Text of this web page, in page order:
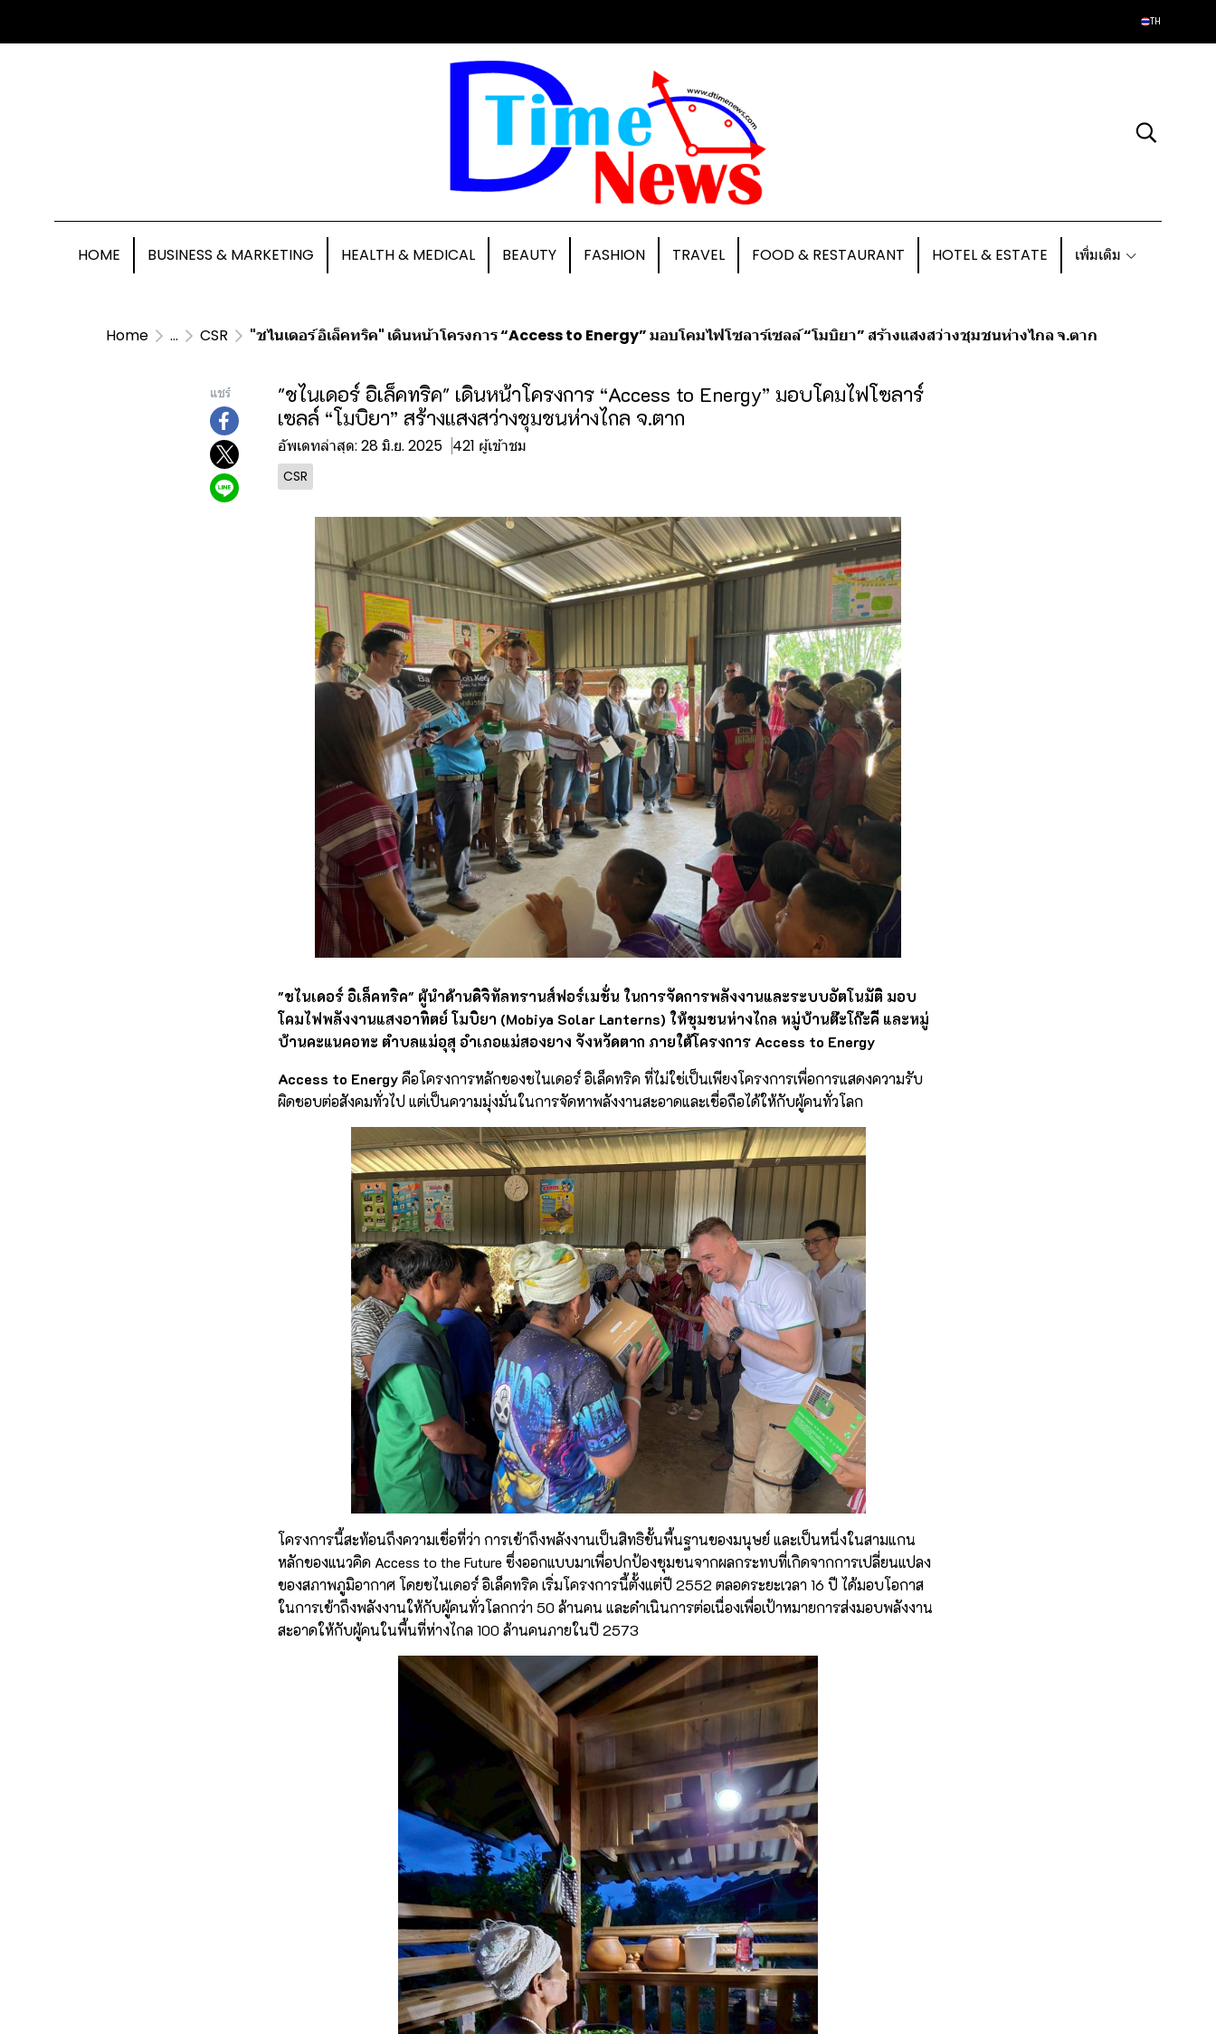
TH
HOME BUSINESS & MARKETING HEALTH & MEDICAL BEAUTY FASHION TRAVEL FOOD & RESTAURANT HOTEL & ESTATE เพิ่มเติม
Home ... CSR "ชไนเดอร์ อิเล็คทริค" เดินหน้าโครงการ “Access to Energy” มอบโคมไฟโซลาร์เซลล์ “โมบิยา” สร้างแสงสว่างชุมชนห่างไกล จ.ตาก
แชร์
"ชไนเดอร์ อิเล็คทริค" เดินหน้าโครงการ “Access to Energy” มอบโคมไฟโซลาร์
เซลล์ “โมบิยา” สร้างแสงสว่างชุมชนห่างไกล จ.ตาก
อัพเดทล่าสุด: 28 มิ.ย. 2025 421 ผู้เข้าชม
CSR
"ชไนเดอร์ อิเล็คทริค" ผู้นำด้านดิจิทัลทรานส์ฟอร์เมชั่น ในการจัดการพลังงานและระบบอัตโนมัติ มอบ
โคมไฟพลังงานแสงอาทิตย์ โมบิยา (Mobiya Solar Lanterns) ให้ชุมชนห่างไกล หมู่บ้านต๊ะโก๊ะคี และหมู่
บ้านคะแนคอทะ ตำบลแม่อุสุ อำเภอแม่สองยาง จังหวัดตาก ภายใต้โครงการ Access to Energy
Access to Energyคือโครงการหลักของชไนเดอร์ อิเล็คทริค ที่ไม่ใช่เป็นเพียงโครงการเพื่อการแสดงความรับ
ผิดชอบต่อสังคมทั่วไป แต่เป็นความมุ่งมั่นในการจัดหาพลังงานสะอาดและเชื่อถือได้ให้กับผู้คนทั่วโลก
โครงการนี้สะท้อนถึงความเชื่อที่ว่า การเข้าถึงพลังงานเป็นสิทธิขั้นพื้นฐานของมนุษย์ และเป็นหนึ่งในสามแกน
หลักของแนวคิด Access to the Future ซึ่งออกแบบมาเพื่อปกป้องชุมชนจากผลกระทบที่เกิดจากการเปลี่ยนแปลง
ของสภาพภูมิอากาศ โดยชไนเดอร์ อิเล็คทริค เริ่มโครงการนี้ตั้งแต่ปี 2552 ตลอดระยะเวลา 16 ปี ได้มอบโอกาส
ในการเข้าถึงพลังงานให้กับผู้คนทั่วโลกกว่า 50 ล้านคน และดำเนินการต่อเนื่องเพื่อเป้าหมายการส่งมอบพลังงาน
สะอาดให้กับผู้คนในพื้นที่ห่างไกล 100 ล้านคนภายในปี 2573